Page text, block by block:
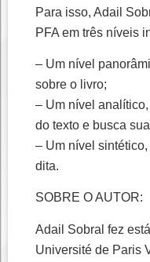
Para isso, Adail
PFA em três níveis
– Um nível
sobre o livro;
– Um nível
do texto e busca
– Um nível
dita.
SOBRE O AUTOR:
Adail Sobral fez
Université de Paris